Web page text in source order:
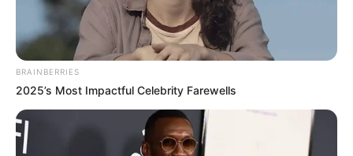
BRAINBERRIES
2025’s Most Impactful Celebrity Farewells